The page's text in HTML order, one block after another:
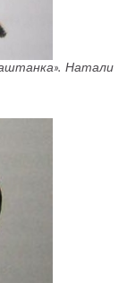
Натали